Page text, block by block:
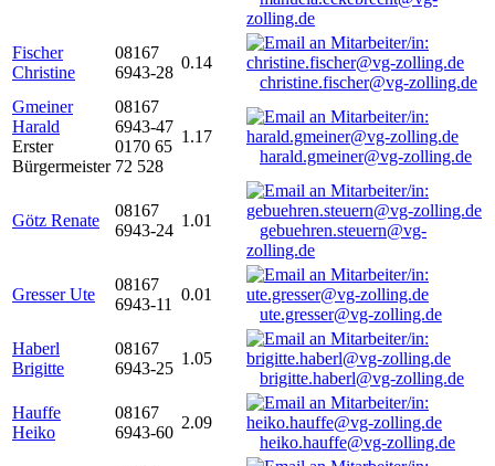
zolling.de
Fischer
Christine
08167
6943-28
0.14
christine.fischer@vg-zolling.de
Gmeiner
Harald
Erster
Bürgermeister
08167
6943-47
0170 65
72 528
1.17
harald.gmeiner@vg-zolling.de
Götz Renate
08167
6943-24
1.01
gebuehren.steuern@vg-
zolling.de
Gresser Ute
08167
6943-11
0.01
ute.gresser@vg-zolling.de
Haberl
Brigitte
08167
6943-25
1.05
brigitte.haberl@vg-zolling.de
Hauffe
Heiko
08167
6943-60
2.09
heiko.hauffe@vg-zolling.de